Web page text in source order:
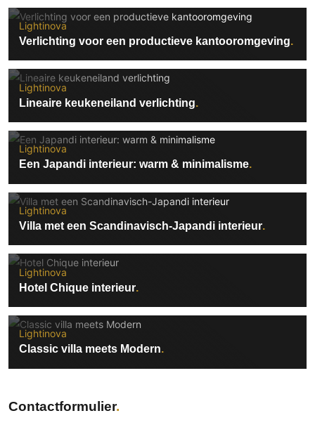
Lightinova
Verlichting voor een productieve kantooromgeving
Lightinova
Lineaire keukeneiland verlichting
Lightinova
Een Japandi interieur: warm & minimalisme
Lightinova
Villa met een Scandinavisch-Japandi interieur
Lightinova
Hotel Chique interieur
Lightinova
Classic villa meets Modern
Contactformulier